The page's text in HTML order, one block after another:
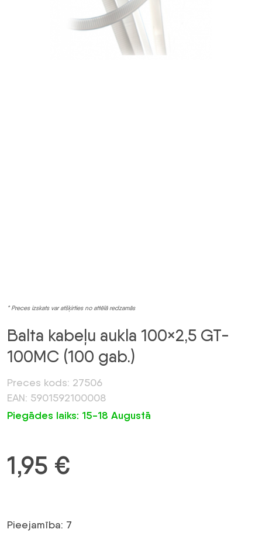
* Preces izskats var atšķirties no attēlā redzamās
Balta kabeļu aukla 100×2,5 GT-
100MC (100 gab.)
Preces kods: 27506
EAN: 5901592100008
Piegādes laiks: 15-18 Augustā
1,95 €
Pieejamība: 7